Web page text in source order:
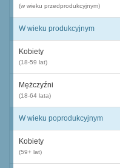
(w wieku przedprodukcyjnym)
W wieku produkcyjnym
Kobiety
(18-59 lat)
Mężczyźni
(18-64 lata)
W wieku poprodukcyjnym
Kobiety
(59+ lat)